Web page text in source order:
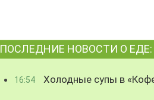
ПОСЛЕДНИЕ НОВОСТИ О ЕДЕ:
16:54 Холодные супы в